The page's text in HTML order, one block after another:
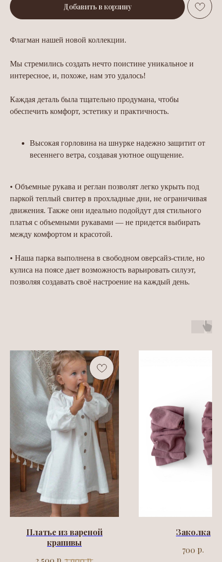
Добавить в корзину
Флагман нашей новой коллекции.
Мы стремились создать нечто поистине уникальное и
интересное, и, похоже, нам это удалось!
Каждая деталь была тщательно продумана, чтобы
обеспечить комфорт, эстетику и практичность.
Высокая горловина на шнурке надежно защитит от
весеннего ветра, создавая уютное ощущение.
• Объемные рукава и реглан позволят легко укрыть под
паркой теплый свитер в прохладные дни, не ограничивая
движения. Также они идеально подойдут для стильного
платья с объемными рукавами — не придется выбирать
между комфортом и красотой.
• Наша парка выполнена в свободном оверсайз-стиле, но
кулиса на поясе дает возможность варьировать силуэт,
позволяя создавать своё настроение на каждый день.
Платье из вареной
крапивы
р. р.
Заколка
700 р.